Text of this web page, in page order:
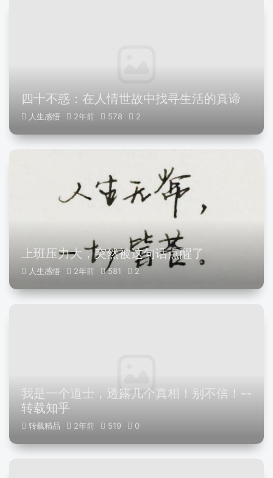
四十不惑：在人情世故中找寻生活的真谛
人生感悟 2年前 578 2
上班压力大，突然被这句话点醒了
人生感悟 2年前 581 2
我是一个道士，透露几个真相！别不信！--
转载知乎
转载精品 2年前 519 0